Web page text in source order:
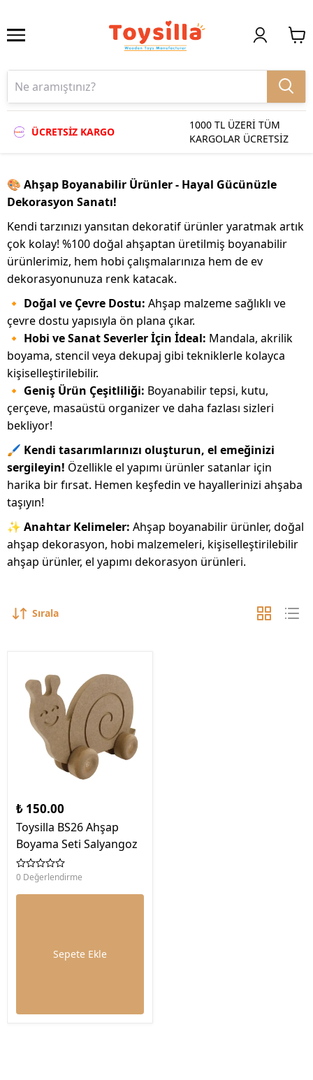
ÜCRETSİZ KARGO
1000 TL ÜZERİ TÜM
KARGOLAR ÜCRETSİZ
🎨 Ahşap Boyanabilir Ürünler - Hayal Gücünüzle
Dekorasyon Sanatı!
Kendi tarzınızı yansıtan dekoratif ürünler yaratmak artık
çok kolay! %100 doğal ahşaptan üretilmiş boyanabilir
ürünlerimiz, hem hobi çalışmalarınıza hem de ev
dekorasyonunuza renk katacak.
🔸 Doğal ve Çevre Dostu: Ahşap malzeme sağlıklı ve
çevre dostu yapısıyla ön plana çıkar.
🔸 Hobi ve Sanat Severler İçin İdeal: Mandala, akrilik
boyama, stencil veya dekupaj gibi tekniklerle kolayca
kişiselleştirilebilir.
🔸 Geniş Ürün Çeşitliliği: Boyanabilir tepsi, kutu,
çerçeve, masaüstü organizer ve daha fazlası sizleri
bekliyor!
🖌️ Kendi tasarımlarınızı oluşturun, el emeğinizi
sergileyin! Özellikle el yapımı ürünler satanlar için
harika bir fırsat. Hemen keşfedin ve hayallerinizi ahşaba
taşıyın!
✨ Anahtar Kelimeler: Ahşap boyanabilir ürünler, doğal
ahşap dekorasyon, hobi malzemeleri, kişiselleştirilebilir
ahşap ürünler, el yapımı dekorasyon ürünleri.
Sırala
₺ 150.00
Toysilla BS26 Ahşap
Boyama Seti Salyangoz
0 Değerlendirme
Sepete Ekle